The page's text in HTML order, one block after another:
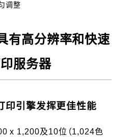
调整
有高分辨率和快速
服务器
印引擎发挥更佳性能
x 1,200及10位（1,024色